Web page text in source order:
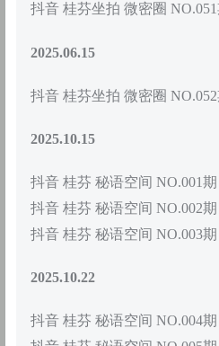
抖音 桂芬坐拍 微密圈 NO.051
2025.06.15
抖音 桂芬坐拍 微密圈 NO.052
2025.10.15
抖音 桂芬 秘语空间 NO.001
抖音 桂芬 秘语空间 NO.002
抖音 桂芬 秘语空间 NO.003
2025.10.22
抖音 桂芬 秘语空间 NO.004